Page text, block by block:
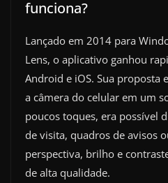
funciona?
Lançado em 2014 para
Lens, o aplicativo ganhou
Android e iOS. Sua proposta
a câmera do celular em um
poucos toques, era possível
de visita, quadros de avisos
perspectiva, brilho e
de alta qualidade.